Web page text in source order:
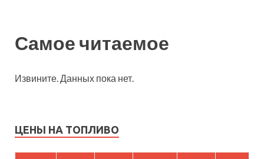
Самое читаемое
Извините. Данных пока нет.
ЦЕНЫ НА ТОПЛИВО